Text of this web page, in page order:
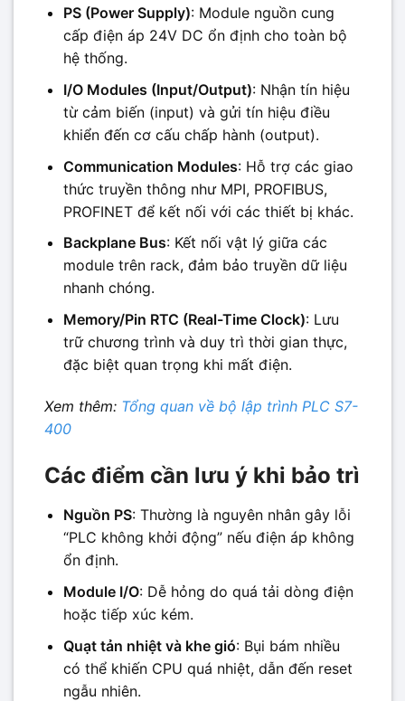
PS (Power Supply): Module nguồn cung
cấp điện áp 24V DC ổn định cho toàn bộ
hệ thống.
I/O Modules (Input/Output): Nhận tín hiệu
từ cảm biến (input) và gửi tín hiệu điều
khiển đến cơ cấu chấp hành (output).
Communication Modules: Hỗ trợ các giao
thức truyền thông như MPI, PROFIBUS,
PROFINET để kết nối với các thiết bị khác.
Backplane Bus: Kết nối vật lý giữa các
module trên rack, đảm bảo truyền dữ liệu
nhanh chóng.
Memory/Pin RTC (Real-Time Clock): Lưu
trữ chương trình và duy trì thời gian thực,
đặc biệt quan trọng khi mất điện.
Xem thêm: Tổng quan về bộ lập trình PLC S7-
400
Các điểm cần lưu ý khi bảo trì
Nguồn PS: Thường là nguyên nhân gây lỗi
“PLC không khởi động” nếu điện áp không
ổn định.
Module I/O: Dễ hỏng do quá tải dòng điện
hoặc tiếp xúc kém.
Quạt tản nhiệt và khe gió: Bụi bám nhiều
có thể khiến CPU quá nhiệt, dẫn đến reset
ngẫu nhiên.